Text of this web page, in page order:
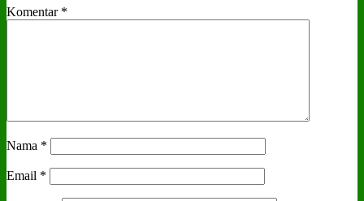
Komentar *
Nama *
Email *